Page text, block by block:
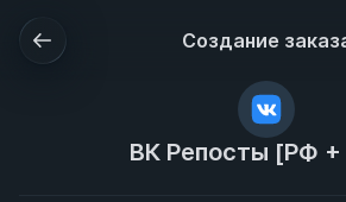
Создание
ВК Репосты [РФ +